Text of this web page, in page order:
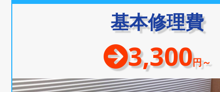
基本修理費
3,300円～